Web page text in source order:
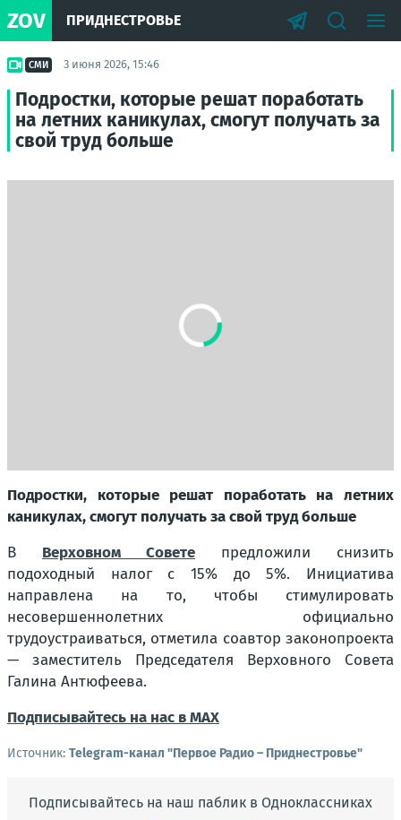
ZOV ПРИДНЕСТРОВЬЕ
СМИ 3 июня 2026, 15:46
Подростки, которые решат поработать
на летних каникулах, смогут получать за
свой труд больше
Подростки, которые решат поработать на летних
каникулах, смогут получать за свой труд больше
В Верховном Совете предложили снизить
подоходный налог с 15% до 5%. Инициатива
направлена на то, чтобы стимулировать
несовершеннолетних официально
трудоустраиваться, отметила соавтор законопроекта
— заместитель Председателя Верховного Совета
Галина Антюфеева.
Подписывайтесь на нас в MAX
Источник: Telegram-канал "Первое Радио – Приднестровье"
Подписывайтесь на наш паблик в Одноклассниках